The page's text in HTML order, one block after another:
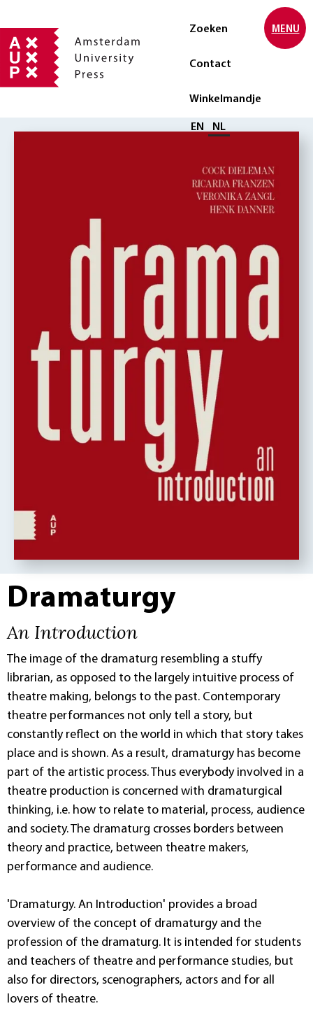
Zoeken
Contact
Winkelmandje
Selecteer taal
EN NL
MENU
Dramaturgy
An Introduction
The image of the dramaturg resembling a stuffy
librarian, as opposed to the largely intuitive process of
theatre making, belongs to the past. Contemporary
theatre performances not only tell a story, but
constantly reflect on the world in which that story takes
place and is shown. As a result, dramaturgy has become
part of the artistic process. Thus everybody involved in a
theatre production is concerned with dramaturgical
thinking, i.e. how to relate to material, process, audience
and society. The dramaturg crosses borders between
theory and practice, between theatre makers,
performance and audience.
'Dramaturgy. An Introduction' provides a broad
overview of the concept of dramaturgy and the
profession of the dramaturg. It is intended for students
and teachers of theatre and performance studies, but
also for directors, scenographers, actors and for all
lovers of theatre.